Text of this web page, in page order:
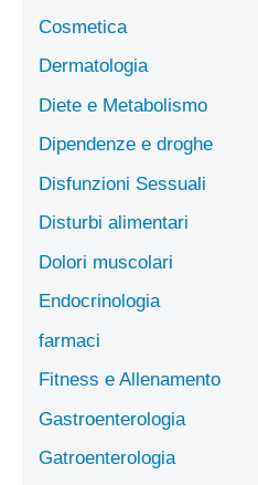
Cosmetica
Dermatologia
Diete e Metabolismo
Dipendenze e droghe
Disfunzioni Sessuali
Disturbi alimentari
Dolori muscolari
Endocrinologia
farmaci
Fitness e Allenamento
Gastroenterologia
Gatroenterologia